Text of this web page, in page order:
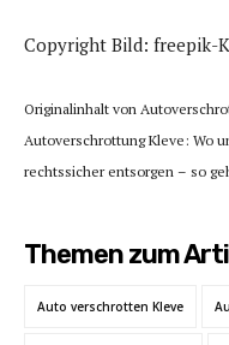
Copyright Bild: freepik-
Originalinhalt von
Autoverschrottung Kleve: Wo
rechtssicher entsorgen – so
Themen zum
Auto verschrotten Kleve